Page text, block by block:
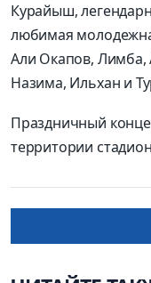
Курайыш,
любимая
Али Окапов,
Назима, Ильхан и
Праздничный
территории